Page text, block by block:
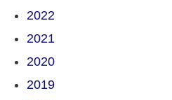
2022
2021
2020
2019